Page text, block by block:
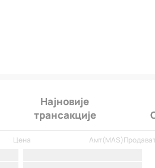
Најновије
трансакције
Цена Амт (MAS)